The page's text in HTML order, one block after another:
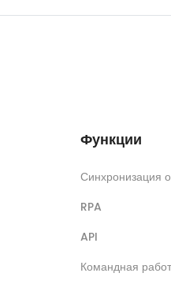
Функции
Синхронизация
RPA
API
Командная